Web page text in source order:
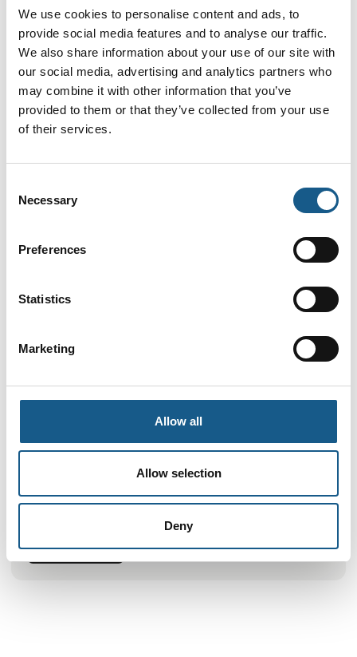
We use cookies to personalise content and ads, to
provide social media features and to analyse our traffic.
We also share information about your use of our site with
our social media, advertising and analytics partners who
may combine it with other information that you’ve
provided to them or that they’ve collected from your use
of their services.
Selection
Necessary
Preferences
Statistics
Marketing
Allow all
Allow selection
Deny
Metal Work Danmark er specialister i
rådgivning til den danske industri. Vores produktion er
fuldautomatisk, hvilket sikrer et ensartet kvalitetsprodukt
og en gennemkontrolleret produtionsproces.
Vores kompetencer omfatter:
* Teknisk support, specifikation og dimensionering
* Ideoplæg, samhandelsaftaler og tilbud
* Lager/sikkerhedslager og terminsbestemte leveringer
Se profil